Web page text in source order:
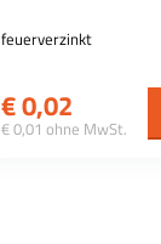
feuerverzinkt
€0,02
€ 0,01 ohne MwSt.